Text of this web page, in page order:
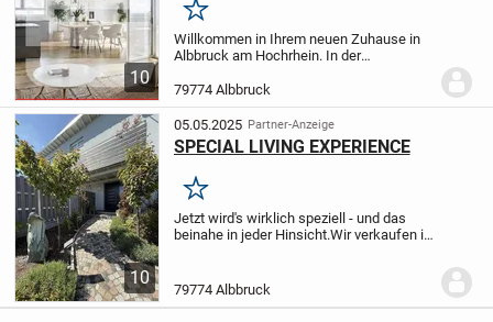
10
Merken
Willkommen in Ihrem neuen Zuhause in
Albbruck am Hochrhein. In der
Ende 2026 ein modernes
Mehrfamilienhaus mit insgesamt sechs
hochwertigen Eigentumswohnungen.
Das...
79774 Albbruck
10
05.05.2025 Partner-Anzeige
SPECIAL LIVING EXPERIENCE
Merken
Jetzt wird's wirklich speziell - und das
beinahe in jeder Hinsicht.Wir verkaufen in
zwei Garagen und Pool sowie...
79774 Albbruck